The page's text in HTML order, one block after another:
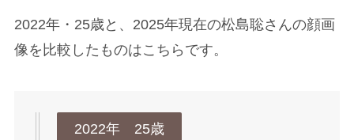
2022年・25歳と、2025年現在の松島聡さんの顔画
像を比較したものはこちらです。
2022年 25歳